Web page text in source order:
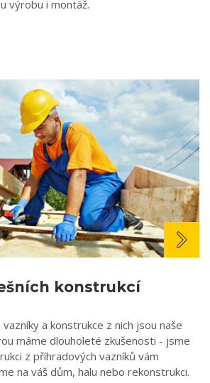
výrobu i montáž.
konstrukcí
a konstrukce z nich jsou naše
máme dlouholeté zkušenosti - jsme
z příhradových vazníků vám
na váš dům, halu nebo rekonstrukci.